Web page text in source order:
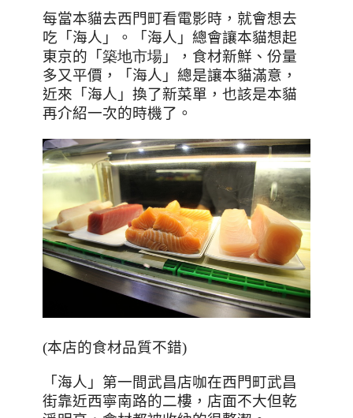
每當本貓去西門町看電影時，就會想去
吃「海人」。「海人」總會讓本貓想起
東京的「 築地市場 」，食材新鮮、份量
多又平價，「海人」總是讓本貓滿意，
近來「海人」換了新菜單，也該是本貓
再介紹一次的時機了。
(本店的食材品質不錯)
「海人」第一間武昌店咖在西門町武昌
街靠近西寧南路的二樓，店面不大但乾